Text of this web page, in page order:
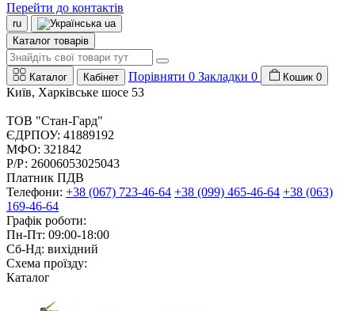
Перейти до контактів
ru
ua
Каталог товарів
Каталог Кабінет Порівняти 0 Закладки 0 Кошик 0
Київ, Харківське шосе 53
ТОВ "Стан-Гард"
ЄДРПОУ: 41889192
МФО: 321842
Р/Р: 26006053025043
Платник ПДВ
Телефони: +38 (067) 723-46-64 +38 (099) 465-46-64 +38 (063)
169-46-64
Графік роботи:
Пн-Пт: 09:00-18:00
Сб-Нд: вихідний
Схема проїзду:
Каталог